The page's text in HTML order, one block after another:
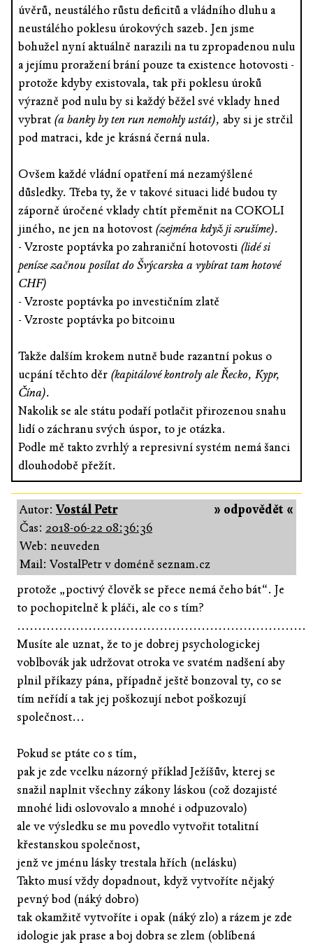
úvěrů, neustálého růstu deficitů a vládního dluhu a
neustálého poklesu úrokových sazeb. Jen jsme
bohužel nyní aktuálně narazili na tu zpropadenou nulu
a jejímu proražení brání pouze ta existence hotovosti -
protože kdyby existovala, tak při poklesu úroků
výrazně pod nulu by si každý běžel své vklady hned
vybrat (a banky by ten run nemohly ustát), aby si je strčil
pod matraci, kde je krásná černá nula.
Ovšem každé vládní opatření má nezamýšlené
důsledky. Třeba ty, že v takové situaci lidé budou ty
záporně úročené vklady chtít přeměnit na COKOLI
jiného, ne jen na hotovost (zejména když ji zrušíme).
- Vzroste poptávka po zahraniční hotovosti (lidé si
peníze začnou posílat do Švýcarska a vybírat tam hotové
CHF)
- Vzroste poptávka po investičním zlatě
- Vzroste poptávka po bitcoinu
Takže dalším krokem nutně bude razantní pokus o
ucpání těchto děr (kapitálové kontroly ale Řecko, Kypr,
Čína).
Nakolik se ale státu podaří potlačit přirozenou snahu
lidí o záchranu svých úspor, to je otázka.
Podle mě takto zvrhlý a represivní systém nemá šanci
dlouhodobě přežít.
» odpovědět «
Autor:Vostál Petr
Čas: 2018-06-22 08:36:36
Web: neuveden
Mail: VostalPetr v doméně seznam.cz
protože „poctivý člověk se přece nemá čeho bát“. Je
to pochopitelně k pláči, ale co s tím?
.....................................................................
Musíte ale uznat, že to je dobrej psychologickej
voblbovák jak udržovat otroka ve svatém nadšení aby
plnil příkazy pána, případně ještě bonzoval ty, co se
tím neřídí a tak jej poškozují nebot poškozují
společnost...
Pokud se ptáte co s tím,
pak je zde vcelku názorný příklad Ježíšův, kterej se
snažil naplnit všechny zákony láskou (což dozajisté
mnohé lidi oslovovalo a mnohé i odpuzovalo)
ale ve výsledku se mu povedlo vytvořit totalitní
křestanskou společnost,
jenž ve jménu lásky trestala hřích (nelásku)
Takto musí vždy dopadnout, když vytvoříte nějaký
pevný bod (náký dobro)
tak okamžitě vytvoříte i opak (náký zlo) a rázem je zde
idologie jak prase a boj dobra se zlem (oblíbená